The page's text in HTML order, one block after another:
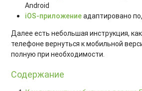
Android
iOS-приложениеадаптировано
Далее есть небольшая инструкция,
телефоне вернуться к мобильной
полную при необходимости.
Содержание